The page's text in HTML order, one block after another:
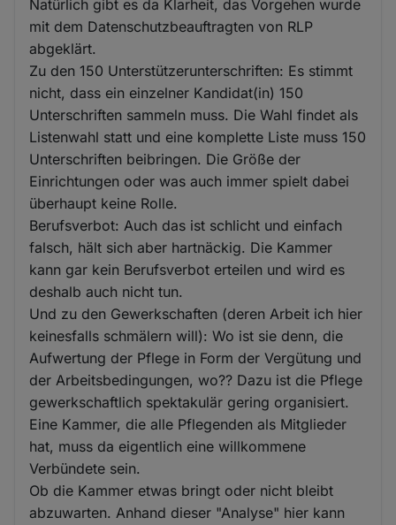
Natürlich gibt es da Klarheit, das Vorgehen wurde
mit dem Datenschutzbeauftragten von RLP
abgeklärt.
Zu den 150 Unterstützerunterschriften: Es stimmt
nicht, dass ein einzelner Kandidat(in) 150
Unterschriften sammeln muss. Die Wahl findet als
Listenwahl statt und eine komplette Liste muss 150
Unterschriften beibringen. Die Größe der
Einrichtungen oder was auch immer spielt dabei
überhaupt keine Rolle.
Berufsverbot: Auch das ist schlicht und einfach
falsch, hält sich aber hartnäckig. Die Kammer
kann gar kein Berufsverbot erteilen und wird es
deshalb auch nicht tun.
Und zu den Gewerkschaften (deren Arbeit ich hier
keinesfalls schmälern will): Wo ist sie denn, die
Aufwertung der Pflege in Form der Vergütung und
der Arbeitsbedingungen, wo?? Dazu ist die Pflege
gewerkschaftlich spektakulär gering organisiert.
Eine Kammer, die alle Pflegenden als Mitglieder
hat, muss da eigentlich eine willkommene
Verbündete sein.
Ob die Kammer etwas bringt oder nicht bleibt
abzuwarten. Anhand dieser "Analyse" hier kann